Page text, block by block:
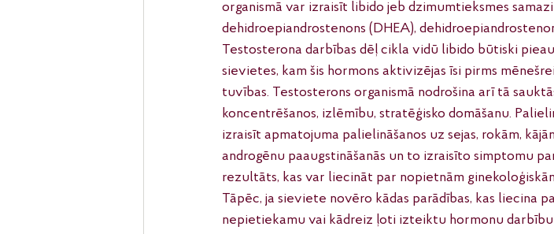
organismā var izraisīt libido jeb dzimumtieksmes
dehidroepiandrostenons (DHEA),
Testosterona darbības dēļ cikla vidū libido būtiski
sievietes, kam šis hormons aktivizējas īsi pirms
tuvības. Testosterons organismā nodrošina arī tā
koncentrēšanos, izlēmību, stratēģisko domāšanu.
izraisīt apmatojuma palielināšanos uz sejas, rokām,
androgēnu paaugstināšanās un to izraisīto simptomu
rezultāts, kas var liecināt par nopietnām
Tāpēc, ja sieviete novēro kādas parādības, kas liecina
nepietiekamu vai kādreiz ļoti izteiktu hormonu